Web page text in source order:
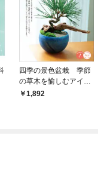
四季の景色盆栽 季節
の草木を愉しむアイデ
アとポイント
1,892